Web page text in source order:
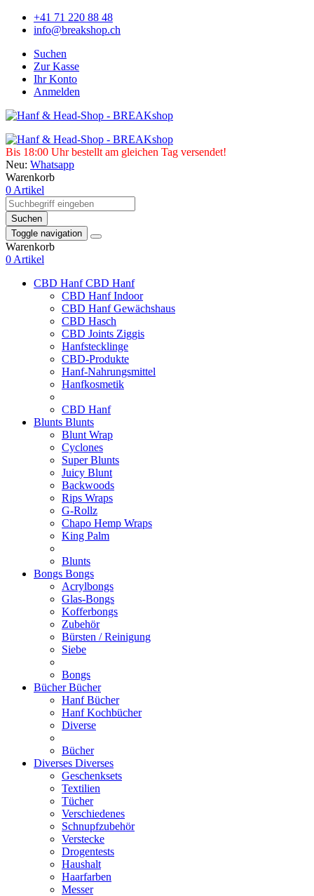
+41 71 220 88 48
info@breakshop.ch
Suchen
Zur Kasse
Ihr Konto
Anmelden
Bis 18:00 Uhr bestellt am gleichen Tag versendet!
Neu: Whatsapp
Warenkorb
0 Artikel
Suchen
Toggle navigation
Warenkorb
0 Artikel
CBD HanfCBD Hanf
CBD Hanf Indoor
CBD Hanf Gewächshaus
CBD Hasch
CBD Joints Ziggis
Hanfstecklinge
CBD-Produkte
Hanf-Nahrungsmittel
Hanfkosmetik
CBD Hanf
Blunts Blunts
Blunt Wrap
Cyclones
Super Blunts
Juicy Blunt
Backwoods
Rips Wraps
G-Rollz
Chapo Hemp Wraps
King Palm
Blunts
Bongs Bongs
Acrylbongs
Glas-Bongs
Kofferbongs
Zubehör
Bürsten / Reinigung
Siebe
Bongs
BücherBücher
Hanf Bücher
Hanf Kochbücher
Diverse
Bücher
Diverses Diverses
Geschenksets
Textilien
Tücher
Verschiedenes
Schnupfzubehör
Verstecke
Drogentests
Haushalt
Haarfarben
Messer